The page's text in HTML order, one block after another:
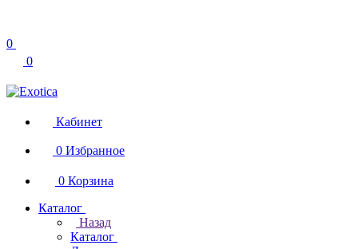
0
0
Кабинет
0 Избранное
0 Корзина
Каталог
Назад
Каталог